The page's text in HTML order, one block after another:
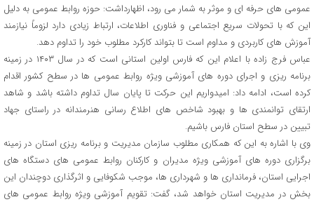
عمومی های حرفه ای و موثر به شمار می رود، اظهارداشت: حوزه روابط عمومی به دلیل
این که با تحولات سریع اجتماعی و فناوری اطلاعات، ارتباط زیادی دارد لزوماً نیازمند
آموزش های کاربردی و مداوم است تا بتواند کارکرد مطلوب خود را تداوم دهد.
عباس فرج زاده با اعلام این که فارس اولین استانی است که در سال ۱۴۰۳ در زمینه
برنامه ریزی و اجرای دوره های آموزشی ویژه روابط عمومی ها در سطح کشور اقدام
کرده است، ادامه داد: امیدواریم این حرکت تا پایان سال تداوم داشته باشد و شاهد
ارتقای توانمندی ها و بهبود شاخص های اطلاع رسانی هنرمندانه در راستای جهاد
تبیین در سطح استان فارس باشیم.
وی با اشاره به این که همکاری مطلوب سازمان مدیریت و برنامه ریزی استان در زمینه
برگزاری دوره های آموزشی ویژه مدیران و کارکنان روابط عمومی های دستگاه های
اجرایی استان، فرمانداری ها و شهرداری ها، موجب شکوفایی و اثرگذاری دوچندان این
بخش در مدیریت استان خواهد شد، گفت: تقویم آموزشی ویژه روابط عمومی های